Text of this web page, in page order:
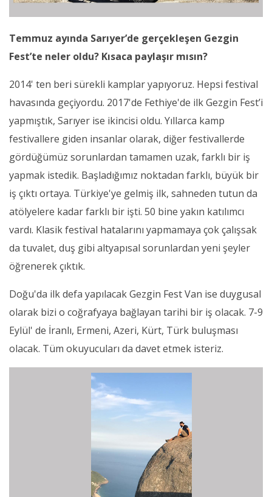
Temmuz ayında Sarıyer’de gerçekleşen Gezgin
Fest’te neler oldu? Kısaca paylaşır mısın?
2014' ten beri sürekli kamplar yapıyoruz. Hepsi festival
havasında geçiyordu. 2017'de Fethiye'de ilk Gezgin Fest’i
yapmıştık, Sarıyer ise ikincisi oldu. Yıllarca kamp
festivallere giden insanlar olarak, diğer festivallerde
gördüğümüz sorunlardan tamamen uzak, farklı bir iş
yapmak istedik. Başladığımız noktadan farklı, büyük bir
iş çıktı ortaya. Türkiye'ye gelmiş ilk, sahneden tutun da
atölyelere kadar farklı bir işti. 50 bine yakın katılımcı
vardı. Klasik festival hatalarını yapmamaya çok çalışsak
da tuvalet, duş gibi altyapısal sorunlardan yeni şeyler
öğrenerek çıktık.
Doğu'da ilk defa yapılacak Gezgin Fest Van ise duygusal
olarak bizi o coğrafyaya bağlayan tarihi bir iş olacak. 7-9
Eylül' de İranlı, Ermeni, Azeri, Kürt, Türk buluşması
olacak. Tüm okuyucuları da davet etmek isteriz.